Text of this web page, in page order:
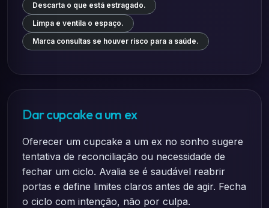
Descarta o que está estragado.
Limpa e ventila o espaço.
Marca consultas se houver risco para a saúde.
Dar cupcake a um ex
Oferecer um cupcake a um ex no sonho sugere
tentativa de reconciliação ou necessidade de
fechar um ciclo. Avalia se é saudável reabrir
portas e define limites claros antes de agir. Fecha
o ciclo com intenção, não por culpa.